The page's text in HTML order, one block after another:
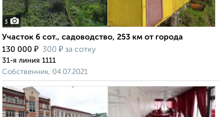
3
Участок 6 сот., садоводство, 253 км от города
130 000 ₽ 300 ₽ за сотку
31-я линия 1111
Собственник, 04.07.2021